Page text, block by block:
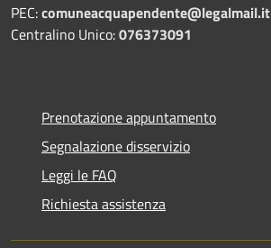
PEC:comuneacquapendente@legalmail.it
Centralino Unico:076373091
Prenotazione appuntamento
Segnalazione disservizio
Leggi le FAQ
Richiesta assistenza